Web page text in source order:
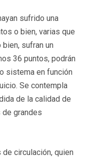
sufrido una
o bien, varias que
sufran un
36 puntos, podrán
sistema en función
Se contempla
de la calidad de
grandes
circulación, quien